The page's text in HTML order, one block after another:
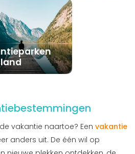
vakantie naartoe? Een vakantie
anders uit. De één wil op